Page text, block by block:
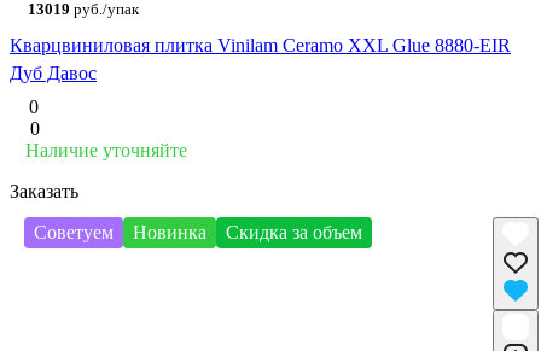
13019 руб./упак
Кварцвиниловая плитка Vinilam Ceramo XXL Glue 8880-EIR
Дуб Давос
0
0
Наличие уточняйте
Заказать
Советуем
Новинка Скидка за объем